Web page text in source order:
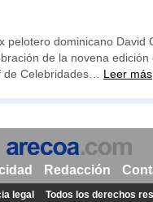
pelotero dominicano David
de la novena edición
de Celebridades… Leer más
Redacción
legal
Todos los derechos